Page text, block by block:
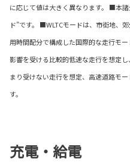
に応じて値は大きく異なります。 ■本
ド”です。 ■WLTCモードは、市街地、
用時間配分で構成した国際的な走行モ
影響を受ける比較的低速な走行を想定
まり受けない走行を想定、高速道路モ
す。
充電・給電